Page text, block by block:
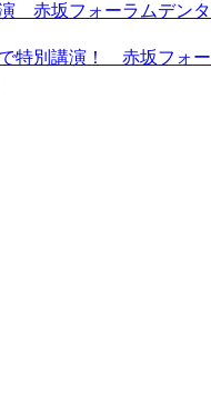
赤坂フォーラムデンタ
で特別講演！ 赤坂フォー